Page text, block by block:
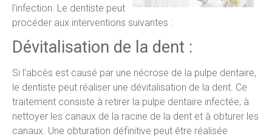
l'infection. Le dentiste peut
procéder aux interventions suivantes :
Dévitalisation de la dent :
Si l'abcès est causé par une nécrose de la pulpe dentaire,
le dentiste peut réaliser une dévitalisation de la dent. Ce
traitement consiste à retirer la pulpe dentaire infectée, à
nettoyer les canaux de la racine de la dent et à obturer les
canaux. Une obturation définitive peut être réalisée